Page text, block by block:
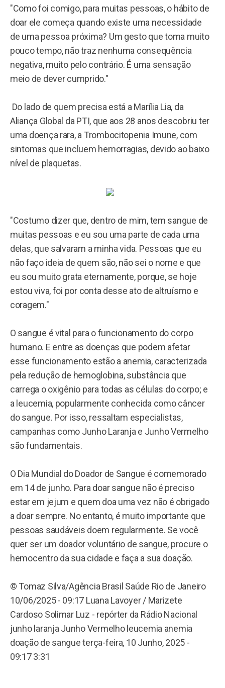
"Como foi comigo, para muitas pessoas, o hábito de
doar ele começa quando existe uma necessidade
de uma pessoa próxima? Um gesto que toma muito
pouco tempo, não traz nenhuma consequência
negativa, muito pelo contrário. É uma sensação
meio de dever cumprido."
Do lado de quem precisa está a Marília Lia, da
Aliança Global da PTI, que aos 28 anos descobriu ter
uma doença rara, a Trombocitopenia Imune, com
sintomas que incluem hemorragias, devido ao baixo
nível de plaquetas.
"Costumo dizer que, dentro de mim, tem sangue de
muitas pessoas e eu sou uma parte de cada uma
delas, que salvaram a minha vida. Pessoas que eu
não faço ideia de quem são, não sei o nome e que
eu sou muito grata eternamente, porque, se hoje
estou viva, foi por conta desse ato de altruísmo e
coragem."
O sangue é vital para o funcionamento do corpo
humano. E entre as doenças que podem afetar
esse funcionamento estão a anemia, caracterizada
pela redução de hemoglobina, substância que
carrega o oxigênio para todas as células do corpo; e
a leucemia, popularmente conhecida como câncer
do sangue. Por isso, ressaltam especialistas,
campanhas como Junho Laranja e Junho Vermelho
são fundamentais.
O Dia Mundial do Doador de Sangue é comemorado
em 14 de junho. Para doar sangue não é preciso
estar em jejum e quem doa uma vez não é obrigado
a doar sempre. No entanto, é muito importante que
pessoas saudáveis doem regularmente. Se você
quer ser um doador voluntário de sangue, procure o
hemocentro da sua cidade e faça a sua doação.
© Tomaz Silva/Agência Brasil Saúde Rio de Janeiro
10/06/2025 - 09:17 Luana Lavoyer / Marizete
Cardoso Solimar Luz - repórter da Rádio Nacional
junho laranja Junho Vermelho leucemia anemia
doação de sangue terça-feira, 10 Junho, 2025 -
09:17 3:31